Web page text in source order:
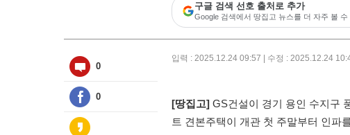
구글 검색 선호 출처로 추가
Google 검색에서 땅집고 뉴스를 더 자주 볼 수
0
0
입력 : 2025.12.24 09:57 | 수정 : 2025.12.24
[땅집고] GS건설이 경기 용인 수지구
트 견본주택이 개관 첫 주말부터 인파